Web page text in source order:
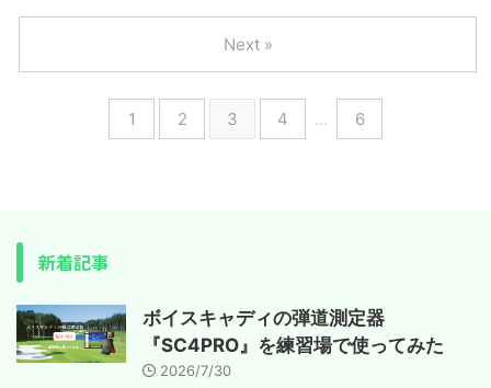
1 2 3 4 … 6
Next »
新着記事
ボイスキャディの弾道測定器
『SC4PRO』を練習場で使ってみた
2026/7/30